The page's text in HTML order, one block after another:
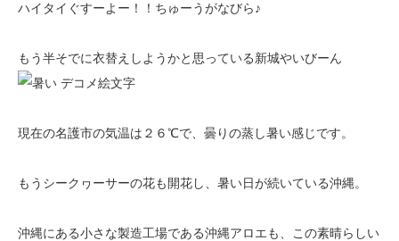
ハイタイぐすーよー！！ちゅーうがなびら♪
もう半そでに衣替えしようかと思っている新城やいびーん
現在の名護市の気温は２６℃で、曇りの蒸し暑い感じです。
もうシークヮーサーの花も開花し、暑い日が続いている沖縄。
沖縄にある小さな製造工場である沖縄アロエも、この素晴らしい